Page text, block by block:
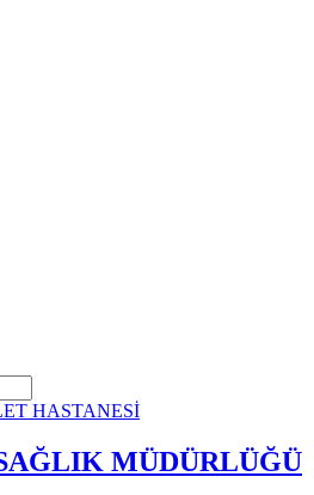
MÜDÜRLÜĞÜ